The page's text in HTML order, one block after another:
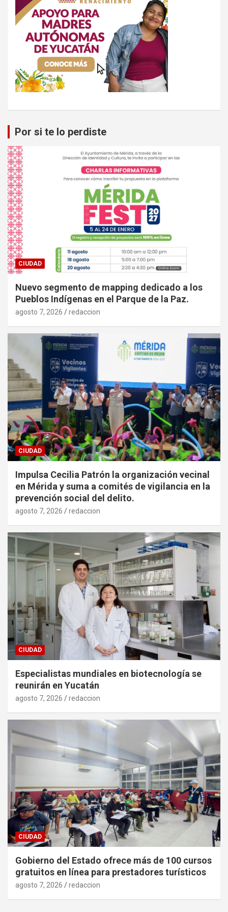
Por si te lo perdiste
CIUDAD
Nuevo segmento de mapping dedicado a los
Pueblos Indígenas en el Parque de la Paz.
agosto 7, 2026 redaccion
CIUDAD
Impulsa Cecilia Patrón la organización vecinal
en Mérida y suma a comités de vigilancia en la
prevención social del delito.
agosto 7, 2026 redaccion
CIUDAD
Especialistas mundiales en biotecnología se
reunirán en Yucatán
agosto 7, 2026 redaccion
CIUDAD
Gobierno del Estado ofrece más de 100 cursos
gratuitos en línea para prestadores turísticos
agosto 7, 2026 redaccion